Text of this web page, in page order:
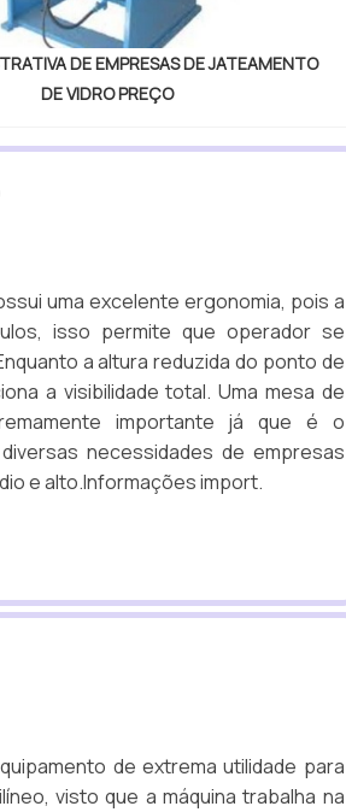
DE EMPRESAS DE JATEAMENTO
DE VIDRO PREÇO
uma excelente ergonomia, pois a
isso permite que operador se
a altura reduzida do ponto de
a visibilidade total. Uma mesa de
importante já que é o
necessidades de empresas
e alto.Informações import.
de extrema utilidade para
visto que a máquina trabalha na